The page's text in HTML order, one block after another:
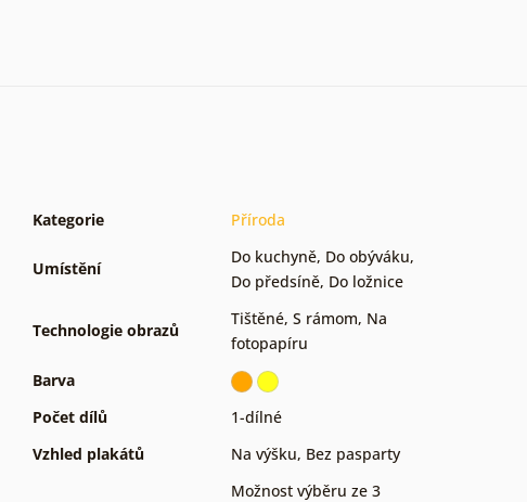
Kategorie Příroda
Umístění
Do kuchyně, Do obýváku,
Do předsíně, Do ložnice
Technologie obrazů
Tištěné, S rámom, Na
fotopapíru
Barva
Počet dílů
1-dílné
Vzhled plakátů
Na výšku, Bez pasparty
Možnost výběru ze 3